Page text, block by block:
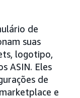
de
suas
logotipo,
ASIN. Eles
de
e